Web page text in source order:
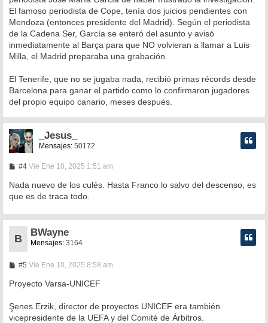
El famoso periodista de Cope, tenía dos juicios pendientes con
Mendoza (entonces presidente del Madrid). Según el periodista
de la Cadena Ser, García se enteró del asunto y avisó
inmediatamente al Barça para que NO volvieran a llamar a Luis
Milla, el Madrid preparaba una grabación.
El Tenerife, que no se jugaba nada, recibió primas récords desde
Barcelona para ganar el partido como lo confirmaron jugadores
del propio equipo canario, meses después.
_Jesus_
Mensajes: 50172
#4M
n
a
e
Vie Ene 10, 2025 1:51 am
Nada nuevo de los culés. Hasta Franco lo salvo del descenso, es
que es de traca todo.
B
BWayne
Mensajes: 3164
#5M
n
s
j
Vie Ene 10, 2025 8:58 am
Proyecto Varsa-UNICEF
Şenes Erzik, director de proyectos UNICEF era también
vicepresidente de la UEFA y del Comité de Árbitros.